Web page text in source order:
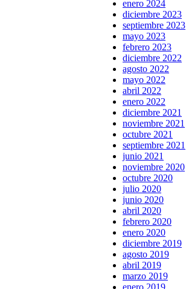
enero 2024
diciembre 2023
septiembre 2023
mayo 2023
febrero 2023
diciembre 2022
agosto 2022
mayo 2022
abril 2022
enero 2022
diciembre 2021
noviembre 2021
octubre 2021
septiembre 2021
junio 2021
noviembre 2020
octubre 2020
julio 2020
junio 2020
abril 2020
febrero 2020
enero 2020
diciembre 2019
agosto 2019
abril 2019
marzo 2019